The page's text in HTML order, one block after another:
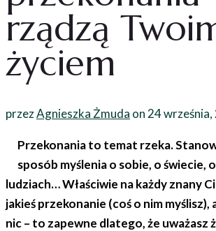
rządzą
życiem
przezAgnieszka Żmuda on 24
Przekonania to temat rzeka.
sposób myślenia o sobie, o świecie,
ludziach… Właściwie na każdy znany
jakieś przekonanie (coś o nim myślisz),
nic – to zapewne dlatego, że uważasz